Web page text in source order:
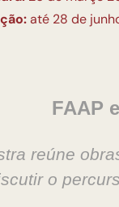
até 28 de
FAAP
reúne
o